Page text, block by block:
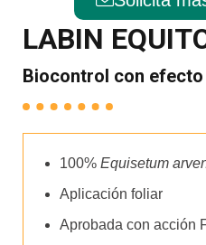
LABIN
Biocontrol con efecto
100% Equisetum
Aplicación foliar
Aprobada con acción